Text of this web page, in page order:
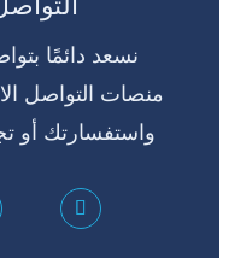
نسعد دائمًا
منصات التواصل
واستفسارتك أو